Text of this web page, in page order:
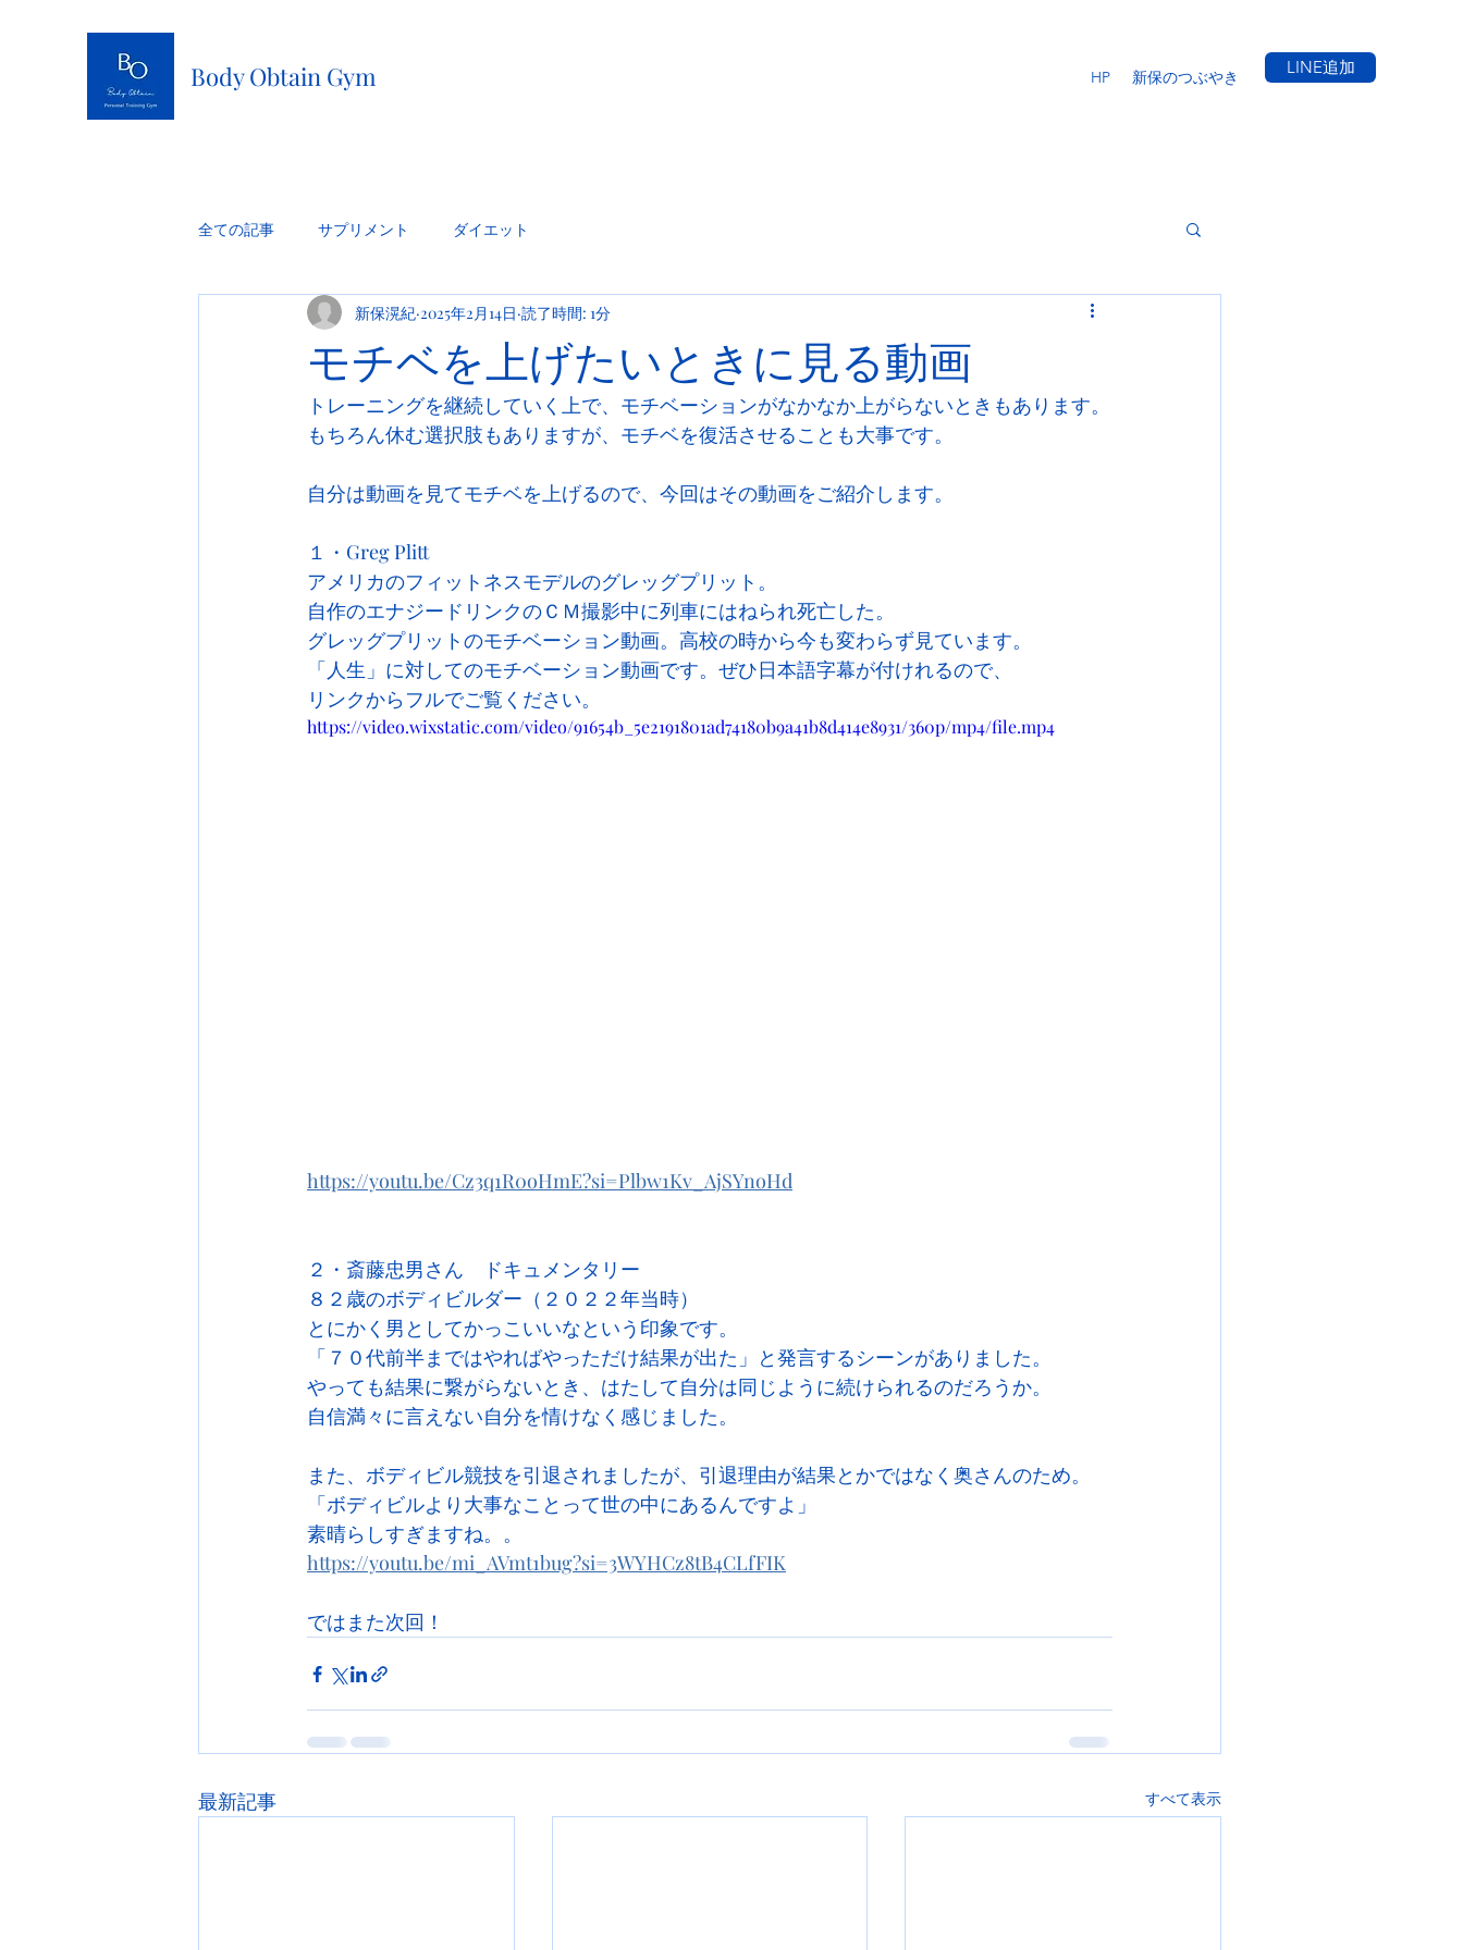
Body Obtain Gym HP 新保のつぶやき LINE追加
全ての記事 サプリメント ダイエット
モチベを上げたいときに見る動画
新保滉紀 2025年2月14日 読了時間: 1分
トレーニングを継続していく上で、モチベーションがなかなか上がらないときもあります。
もちろん休む選択肢もありますが、モチベを復活させることも大事です。
自分は動画を見てモチベを上げるので、今回はその動画をご紹介します。
１・Greg Plitt
アメリカのフィットネスモデルのグレッグプリット。
自作のエナジードリンクのＣＭ撮影中に列車にはねられ死亡した。
グレッグプリットのモチベーション動画。高校の時から今も変わらず見ています。
「人生」に対してのモチベーション動画です。ぜひ日本語字幕が付けれるので、
リンクからフルでご覧ください。
https://video.wixstatic.com/video/91654b_5e2191801ad74180b9a41b8d414e8931/360p/mp4/file.mp4
https://youtu.be/Cz3q1R0oHmE?si=Plbw1Kv_AjSYnoHd
２・斎藤忠男さん　ドキュメンタリー
８２歳のボディビルダー（２０２２年当時）
とにかく男としてかっこいいなという印象です。
「７０代前半まではやればやっただけ結果が出た」と発言するシーンがありました。
やっても結果に繋がらないとき、はたして自分は同じように続けられるのだろうか。
自信満々に言えない自分を情けなく感じました。
また、ボディビル競技を引退されましたが、引退理由が結果とかではなく奥さんのため。
「ボディビルより大事なことって世の中にあるんですよ」
素晴らしすぎますね。。
https://youtu.be/mi_AVmt1bug?si=3WYHCz8tB4CLfFIK
ではまた次回！
最新記事 すべて表示